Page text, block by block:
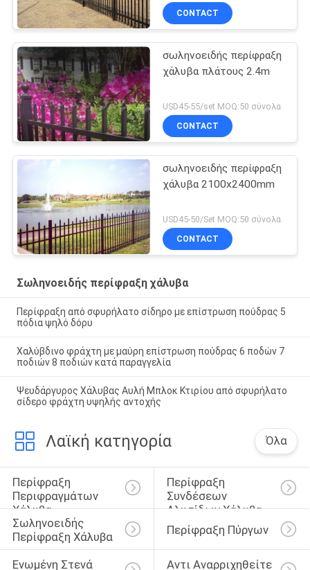
CONTACT
σωληνοειδής περίφραξη
χάλυβα πλάτους 2.4m
USD45-55/set MOQ:50 σύνολα
CONTACT
σωληνοειδής περίφραξη
χάλυβα 2100x2400mm
USD45-50/Set MOQ:50 σύνολα
CONTACT
Σωληνοειδής περίφραξη χάλυβα
Περίφραξη από σφυρήλατο σίδηρο με επίστρωση πούδρας 5
πόδια ψηλό δόρυ
Χαλύβδινο φράχτη με μαύρη επίστρωση πούδρας 6 ποδών 7
ποδιών 8 ποδιών κατά παραγγελία
Ψευδάργυρος Χάλυβας Αυλή Μπλοκ Κτιρίου από σφυρήλατο
σίδερο φράχτη υψηλής αντοχής
Λαϊκή κατηγορία Όλα
Περίφραξη
Περιφραγμάτων
Χάλυβα
Περίφραξη
Συνδέσεων
Αλυσίδων Χάλυβα
Σωληνοειδής
Περίφραξη Χάλυβα
Περίφραξη Πύργων
Ενωμένη Στενά Αντι Αναρριχηθείτε